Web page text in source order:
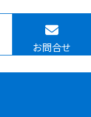
お問合せ